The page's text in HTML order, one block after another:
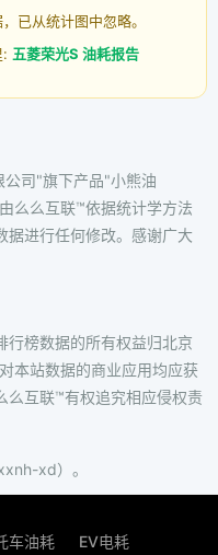
已从统计图中忽略。
: 五菱荣光S 油耗报告
司"旗下产品"小熊油
么么互联™依据统计学方法
据进行任何修改。感谢广大
行榜数据的所有权益归北京
本站数据的商业应用均应获
么互联™有权追究相应侵权责
xd）。
车油耗 EV电耗